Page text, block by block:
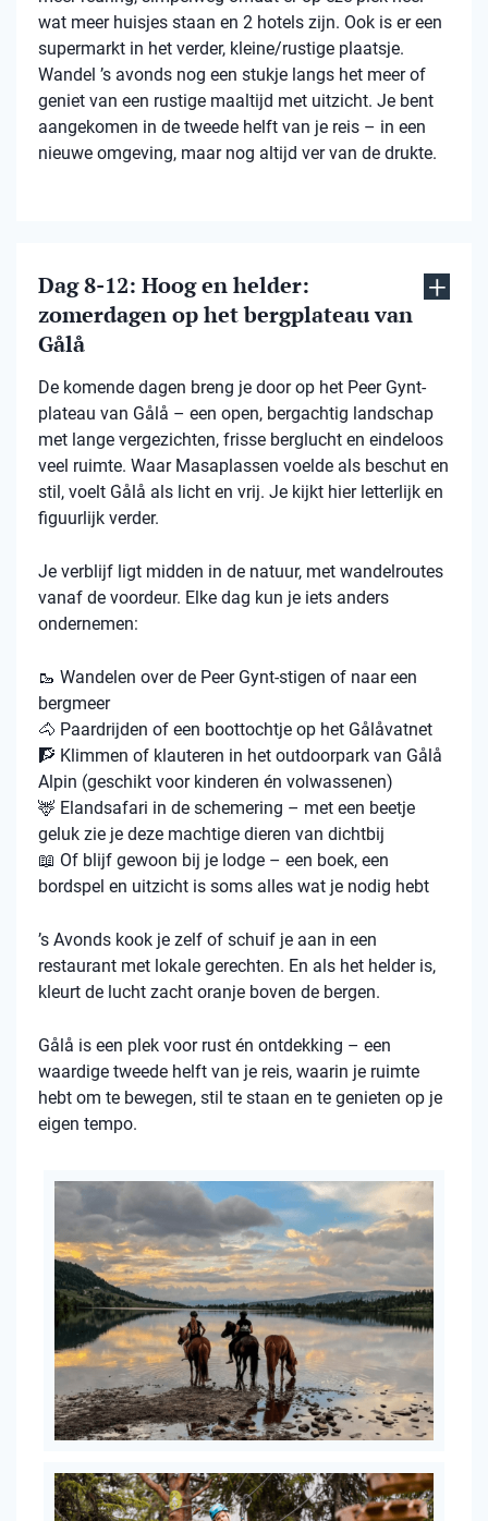
wat meer huisjes staan en 2 hotels zijn. Ook is er een
supermarkt in het verder, kleine/rustige plaatsje.
Wandel ’s avonds nog een stukje langs het meer of
geniet van een rustige maaltijd met uitzicht. Je bent
aangekomen in de tweede helft van je reis – in een
nieuwe omgeving, maar nog altijd ver van de drukte.
Dag 8-12: Hoog en helder:
zomerdagen op het bergplateau van
Gålå
De komende dagen breng je door op het Peer Gynt-
plateau van Gålå – een open, bergachtig landschap
met lange vergezichten, frisse berglucht en eindeloos
veel ruimte. Waar Masaplassen voelde als beschut en
stil, voelt Gålå als licht en vrij. Je kijkt hier letterlijk en
figuurlijk verder.
Je verblijf ligt midden in de natuur, met wandelroutes
vanaf de voordeur. Elke dag kun je iets anders
ondernemen:
🥾 Wandelen over de Peer Gynt-stigen of naar een
bergmeer
🐴 Paardrijden of een boottochtje op het Gålåvatnet
🧗 Klimmen of klauteren in het outdoorpark van Gålå
Alpin (geschikt voor kinderen én volwassenen)
🦌 Elandsafari in de schemering – met een beetje
geluk zie je deze machtige dieren van dichtbij
📖 Of blijf gewoon bij je lodge – een boek, een
bordspel en uitzicht is soms alles wat je nodig hebt
’s Avonds kook je zelf of schuif je aan in een
restaurant met lokale gerechten. En als het helder is,
kleurt de lucht zacht oranje boven de bergen.
Gålå is een plek voor rust én ontdekking – een
waardige tweede helft van je reis, waarin je ruimte
hebt om te bewegen, stil te staan en te genieten op je
eigen tempo.